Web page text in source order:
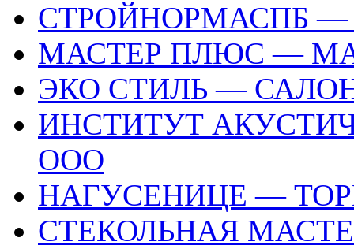
СТРОЙНОРМАСПБ
МАСТЕР ПЛЮС —
ЭКО СТИЛЬ —
ИНСТИТУТ
ООО
НАГУСЕНИЦЕ —
СТЕКОЛЬНАЯ